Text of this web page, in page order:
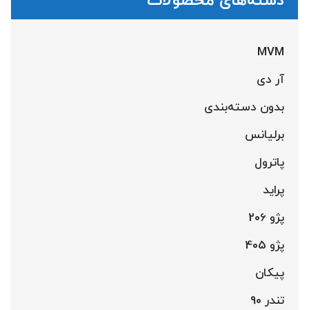
MVM
آر دی
بدون دسته‌بندی
برلیانس
پاترول
پراید
پژو 206
پژو 405
پیکان
تندر 90